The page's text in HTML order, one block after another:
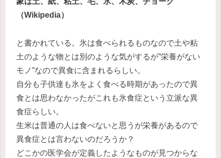
（Wikipedia）
と書かれている。氷は食べられるものなので土や粘
土のような物とは別のような気がするが”栄養がない
モノ”なので異食に含まれるらしい。
自分も子供達も氷をよく食べる時期があったので異
食とは思わなかったがこれも氷食症という立派な異
食症らしい。
生米は普通の人は食べないと思うが栄養があるので
異食症とは言わないのだろうか？
どこかの医学会が定義したようなものが見つからな